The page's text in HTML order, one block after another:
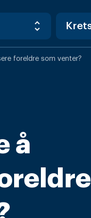
foreldre som venter?
å